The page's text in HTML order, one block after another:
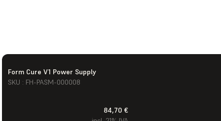
Form Cure V1 Power Supply
SKU : FH-PASM-000008
84,70 €